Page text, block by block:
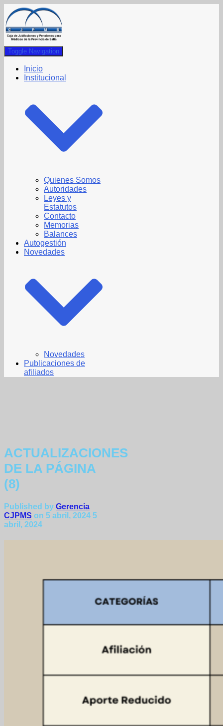
Toggle Navigation
Inicio
Institucional
Quienes Somos
Autoridades
Leyes y
Estatutos
Contacto
Memorias
Balances
Autogestión
Novedades
Novedades
Publicaciones de
afiliados
ACTUALIZACIONES
DE LA PÁGINA
(8)
Published by Gerencia
CJPMS on 5 abril, 2024 5
abril, 2024